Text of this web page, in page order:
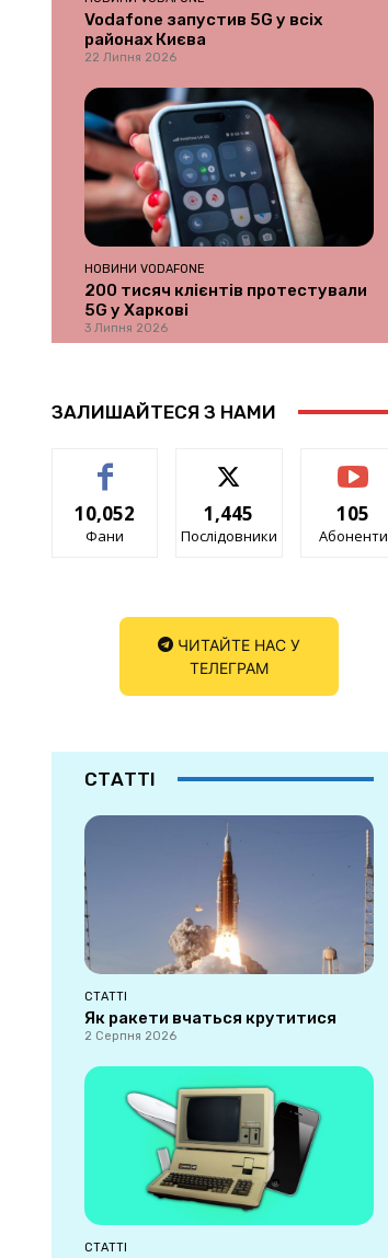
Vodafone запустив 5G у всіх
районах Києва
22 Липня 2026
НОВИНИ VODAFONE
200 тисяч клієнтів протестували
5G у Харкові
3 Липня 2026
ЗАЛИШАЙТЕСЯ З НАМИ
10,052
Фани
1,445
Послідовники
105
Абоненти
ЧИТАЙТЕ НАС У
ТЕЛЕГРАМ
СТАТТІ
СТАТТІ
Як ракети вчаться крутитися
2 Серпня 2026
СТАТТІ